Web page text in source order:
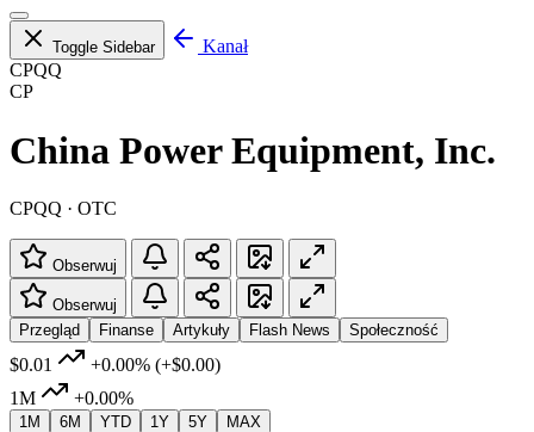
Toggle Sidebar
Kanał
CPQQ
CP
China Power Equipment, Inc.
CPQQ · OTC
Obserwuj
Obserwuj
Przegląd
Finanse Artykuły Flash News Społeczność
$0.01 +0.00% (+$0.00)
1M
+0.00%
1M 6M YTD 1Y 5Y MAX